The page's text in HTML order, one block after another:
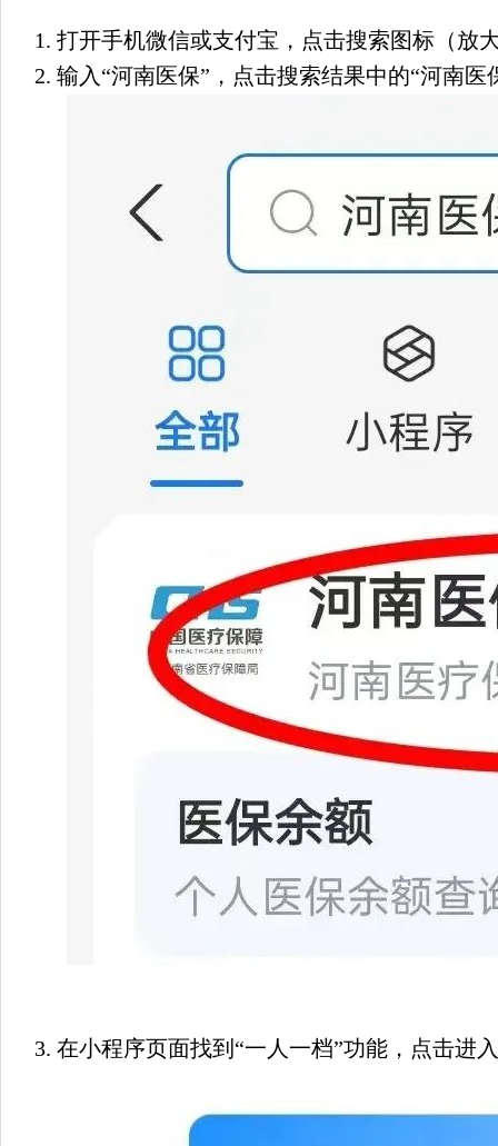
1. 打开手机微信或支付宝，点击搜索图标（放
2. 输入“河南医保”，点击搜索结果中的“河南医
3. 在小程序页面找到“一人一档”功能，点击进